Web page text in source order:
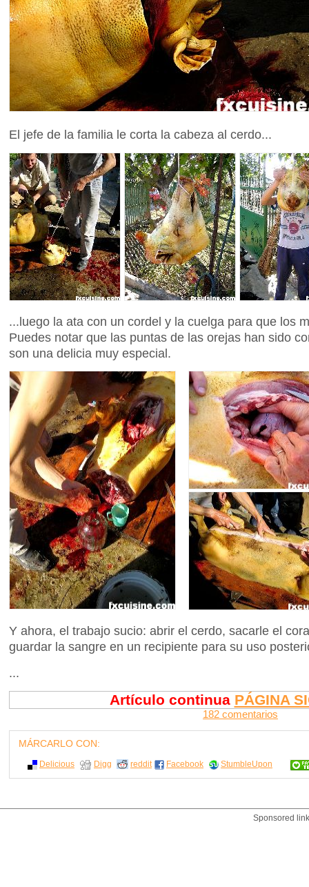
El jefe de la familia le corta la cabeza al cerdo...
...luego la ata con un cordel y la cuelga para que los
Puedes notar que las puntas de las orejas han sido
son una delicia muy especial.
Y ahora, el trabajo sucio: abrir el cerdo, sacarle el
guardar la sangre en un recipiente para su uso
...
Artículo continua PÁGINA
182 comentarios
MÁRCARLO CON:
Delicious Digg reddit Facebook StumbleUpon
Sponsored